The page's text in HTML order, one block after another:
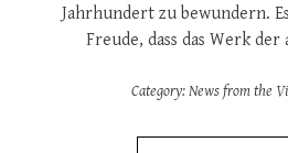
Jahrhundert zu bewundern.
Freude, dass das Werk der
Category:News from the